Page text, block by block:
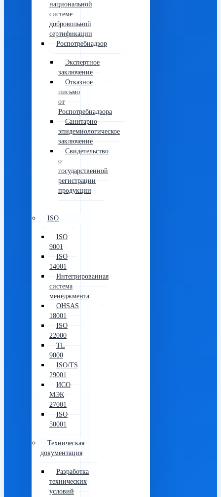
национальной
системе
добровольной
сертификации
Роспотребнадзор
Экспертное
заключение
Отказное
письмо
от
Роспотребнадзора
Санитарно
эпидемиологическое
заключение
Свидетельство
о
государственной
регистрации
продукции
ISO
ISO
9001
ISO
14001
Интегрированная
система
менеджмента
OHSAS
18001
ISO
22000
TL
9000
ISO/TS
29001
ИСО
МЭК
27001
ISO
50001
Техническая
документация
Разработка
технических
условий